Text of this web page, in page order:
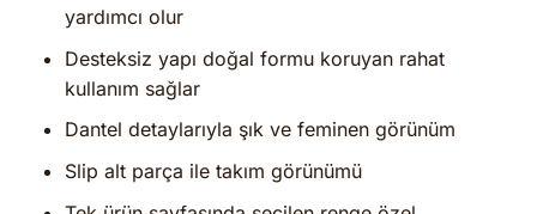
yardımcı olur
Desteksiz yapı doğal formu koruyan rahat
kullanım sağlar
Dantel detaylarıyla şık ve feminen görünüm
Slip alt parça ile takım görünümü